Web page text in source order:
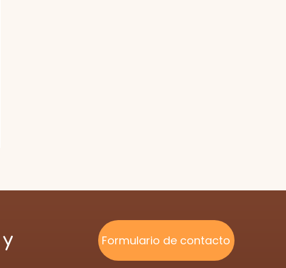
Formulario de contacto